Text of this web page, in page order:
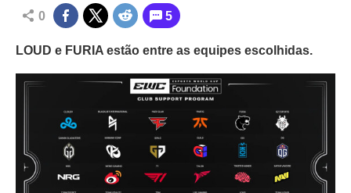
0 5
LOUD e FURIA estão entre as equipes escolhidas.